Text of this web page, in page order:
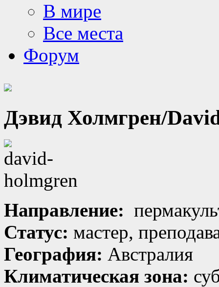
В мире
Все места
Форум
Дэвид Холмгрен/
Направление:
Статус: мастер,
География: Австралия
Климатическая зона: